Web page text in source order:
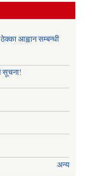
आह्वान सम्बन्धी
सूचना!
अन्य